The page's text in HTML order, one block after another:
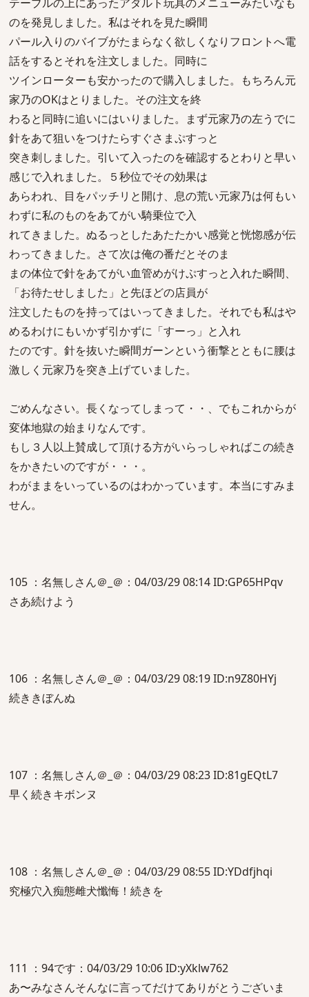
のを発見しました。私はそれを見た瞬間
パール入りのバイブがたまらなく欲しくなりフロントへ電
話をするとそれを注文しました。同時に
ツインローターも安かったので購入しました。もちろん元
家乃のOKはとりました。その注文を終
わると同時に追いにはいりました。まず元家乃の左うでに
針をあて狙いをつけたらすぐさまぷすっと
突き刺しました。引いて入ったのを確認するとわりと早い
感じで入れました。５秒位でその効果は
あらわれ、目をパッチリと開け、息の荒い元家乃は何もい
わずに私のものをあてがい騎乗位で入
れてきました。ぬるっとしたあたたかい感覚と恍惚感が伝
わってきました。さて次は俺の番だとそのま
まの体位で針をあてがい血管めがけぷすっと入れた瞬間、
「お待たせしました」と先ほどの店員が
注文したものを持ってはいってきました。それでも私はや
めるわけにもいかず引かずに「すーっ」と入れ
たのです。針を抜いた瞬間ガーンという衝撃とともに腰は
激しく元家乃を突き上げていました。
ごめんなさい。長くなってしまって・・、でもこれからが
変体地獄の始まりなんです。
もし３人以上賛成して頂ける方がいらっしゃればこの続き
をかきたいのですが・・・。
わがままをいっているのはわかっています。本当にすみま
せん。
105 ：名無しさん＠_＠：04/03/29 08:14 ID:GP65HPqv
さあ続けよう
106 ：名無しさん＠_＠：04/03/29 08:19 ID:n9Z80HYj
続ききぼんぬ
107 ：名無しさん＠_＠：04/03/29 08:23 ID:81gEQtL7
早く続きキボンヌ
108 ：名無しさん＠_＠：04/03/29 08:55 ID:YDdfjhqi
究極穴入痴態雌犬懺悔！続きを
111 ：94です：04/03/29 10:06 ID:yXklw762
あ〜みなさんそんなに言ってだけてありがとうございま